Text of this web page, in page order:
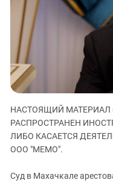
Дагестан
Ингушетия
Кабардино-Балкария
Калмыкия
Карачаево-Черкесия
Краснодарский край
Нагорный Карабах
Российская Федерация
Северная Осетия - Алания
НАСТОЯЩИЙ
РАСПРОСТРАНЕН
ЛИБО КАСАЕТСЯ
ООО "МЕМО".
Суд в Махачкале